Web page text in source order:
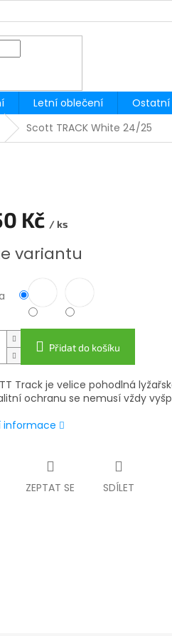
Letní oblečení Ostatní
Scott TRACK White 24/25
Kč / ks
variantu
Přidat do košíku
Track je velice pohodlná
ochranu se nemusí vždy
informace
ZEPTAT SE SDÍLET